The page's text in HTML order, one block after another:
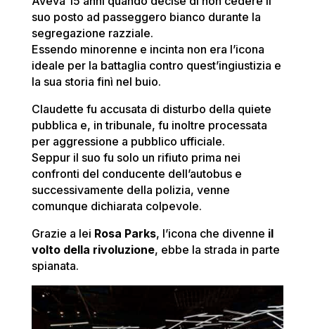
suo posto ad passeggero bianco durante la
segregazione razziale.
Essendo minorenne e incinta non era l’icona
ideale per la battaglia contro quest’ingiustizia e
la sua storia finì nel buio.
Claudette fu accusata di disturbo della quiete
pubblica e, in tribunale, fu inoltre processata
per aggressione a pubblico ufficiale.
Seppur il suo fu solo un rifiuto prima nei
confronti del conducente dell’autobus e
successivamente della polizia, venne
comunque dichiarata colpevole.
Grazie a lei Rosa Parks, l’icona che divenne il
volto della rivoluzione, ebbe la strada in parte
spianata.